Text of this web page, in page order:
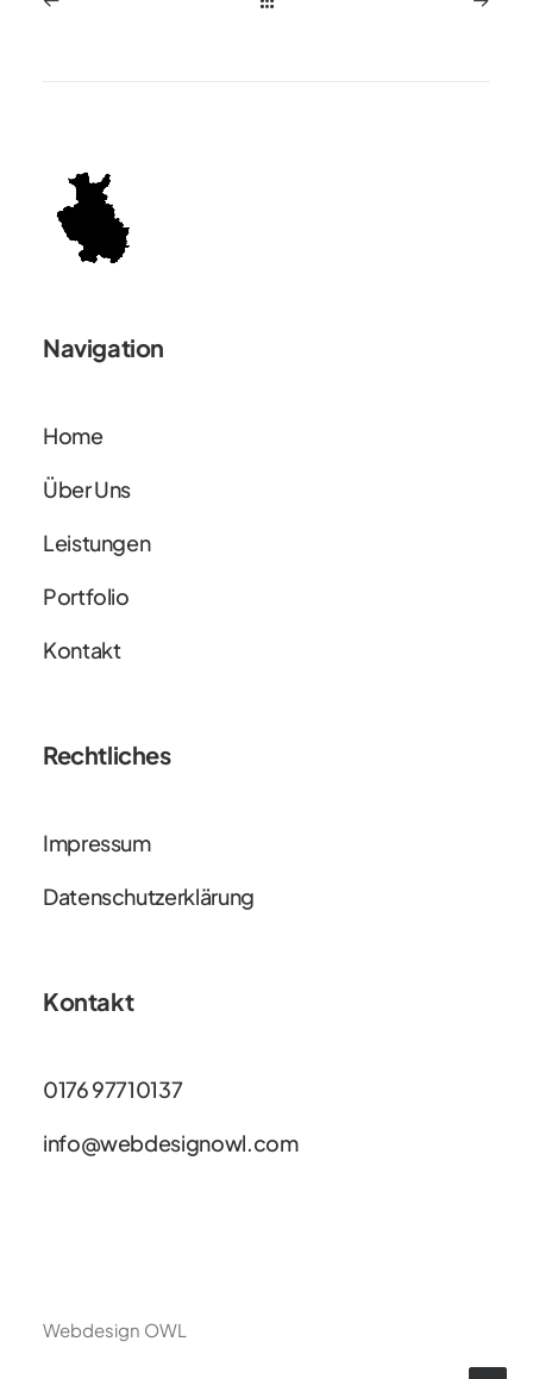
Navigation
Home
Über Uns
Leistungen
Portfolio
Kontakt
Rechtliches
Impressum
Datenschutzerklärung
Kontakt
0176 97710137
info@webdesignowl.com
Webdesign OWL